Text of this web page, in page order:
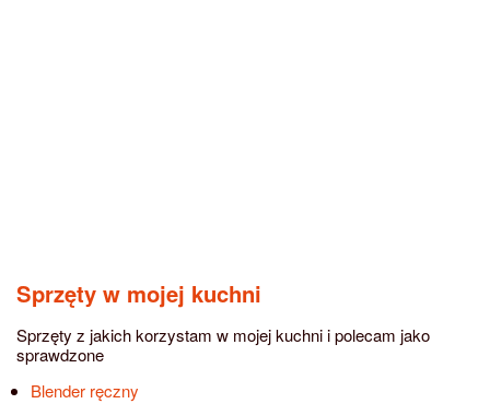
Sprzęty w mojej kuchni
Sprzęty z jakich korzystam w mojej kuchni i polecam jako
sprawdzone
Blender ręczny